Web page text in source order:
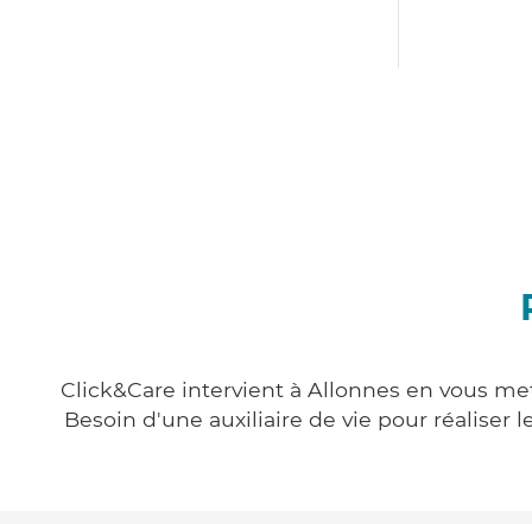
Click&Care intervient à Allonnes en vous
Besoin d'une auxiliaire de vie pour réaliser